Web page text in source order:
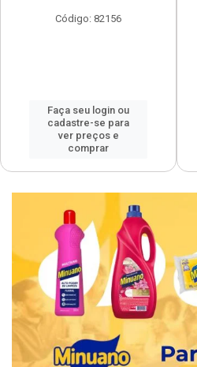
Código: 82156
Faça seu login ou
cadastre-se para
ver preços e
comprar